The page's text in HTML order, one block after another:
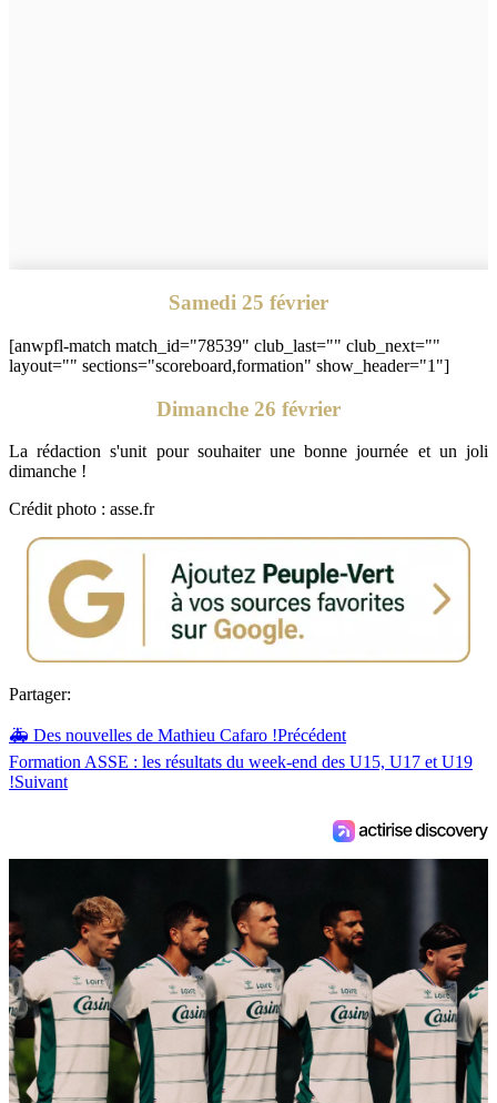
Samedi 25 février
[anwpfl-match match_id="78539" club_last="" club_next=""
layout="" sections="scoreboard,formation" show_header="1"]
Dimanche 26 février
La rédaction s'unit pour souhaiter une bonne journée et un joli
dimanche !
Crédit photo : asse.fr
Partager:
🚑 Des nouvelles de Mathieu Cafaro !Précédent
Formation ASSE : les résultats du week-end des U15, U17 et U19
!Suivant